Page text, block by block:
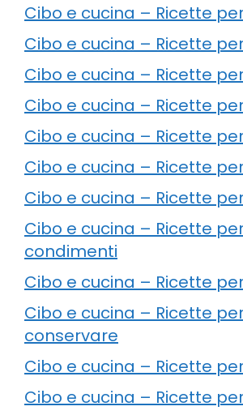
Cibo e cucina – Ricette
Cibo e cucina – Ricette
Cibo e cucina – Ricette
Cibo e cucina – Ricette
Cibo e cucina – Ricette
Cibo e cucina – Ricette
Cibo e cucina – Ricette
Cibo e cucina – Ricette
condimenti
Cibo e cucina – Ricette
Cibo e cucina – Ricette
conservare
Cibo e cucina – Ricette
Cibo e cucina – Ricette